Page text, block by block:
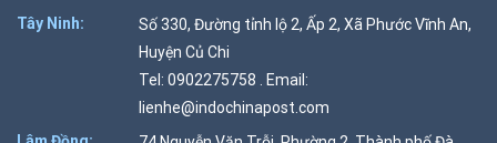
Tây Ninh:
Số 330, Đường tỉnh lộ 2, Ấp 2, Xã Phước Vĩnh An,
Huyện Củ Chi
Tel: 0902275758 . Email:
lienhe@indochinapost.com